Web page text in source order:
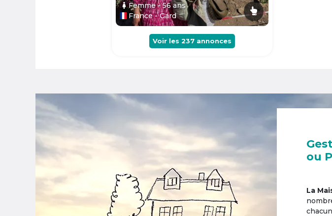
Femme- 56ans
France - Gard
Voir les 237 annonces
ou
La